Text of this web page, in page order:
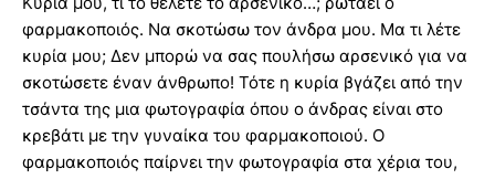
φαρμακοποιός. Να σκοτώσω τον άνδρα μου. Μα τι λέτε
κυρία μου; Δεν μπορώ να σας πουλήσω αρσενικό για να
σκοτώσετε έναν άνθρωπο! Τότε η κυρία βγάζει από την
τσάντα της μια φωτογραφία όπου ο άνδρας είναι στο
κρεβάτι με την γυναίκα του φαρμακοποιού. Ο
φαρμακοποιός παίρνει την φωτογραφία στα χέρια του,